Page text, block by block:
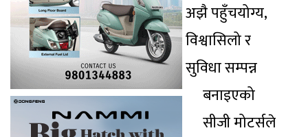
अझै पहुँचयोग्य,
विश्वासिलो र
सुविधा सम्पन्न
बनाइएको
सीजी मोटर्सले